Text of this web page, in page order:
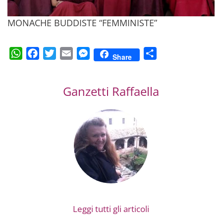
MONACHE BUDDISTE “FEMMINISTE”
WhatsAppFacebookTwitterEmail Messenger
Share
Ganzetti Raffaella
Leggi tutti gli articoli